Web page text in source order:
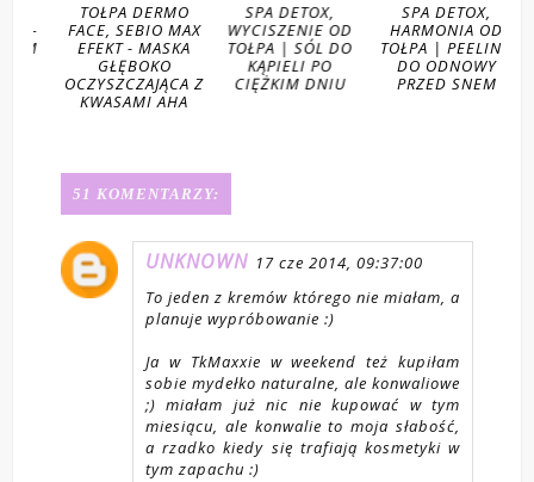
TOŁPA DERMO
FACE, SEBIO MAX
EFEKT - MASKA
GŁĘBOKO
OCZYSZCZAJĄCA Z
KWASAMI AHA
SPA DETOX,
WYCISZENIE OD
TOŁPA | SÓL DO
KĄPIELI PO
CIĘŻKIM DNIU
SPA DETOX,
HARMONIA OD
TOŁPA | PEELING
DO ODNOWY
PRZED SNEM
51 KOMENTARZY:
UNKNOWN 17 cze 2014, 09:37:00
To jeden z kremów którego nie miałam, a
planuje wypróbowanie :)
Ja w TkMaxxie w weekend też kupiłam
sobie mydełko naturalne, ale konwaliowe
;) miałam już nic nie kupować w tym
miesiącu, ale konwalie to moja słabość,
a rzadko kiedy się trafiają kosmetyki w
tym zapachu :)